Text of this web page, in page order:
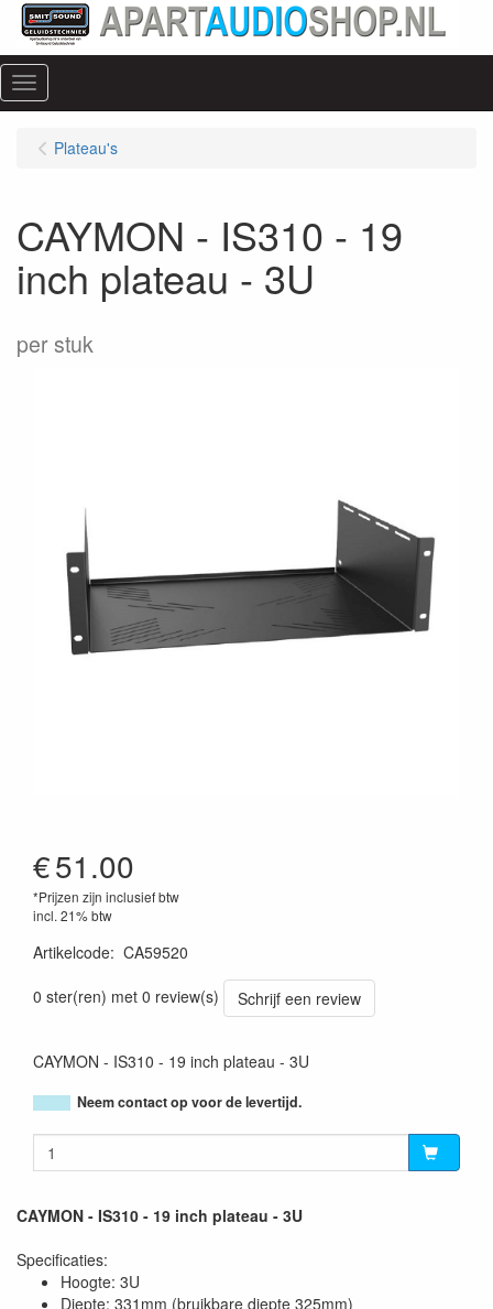
Menu
Plateau's
CAYMON - IS310 - 19
inch plateau - 3U
per stuk
€51.00
*Prijzen zijn inclusief btw
incl. 21% btw
Artikelcode: CA59520
0 ster(ren) met 0 review(s)
Schrijf een review
CAYMON - IS310 - 19 inch plateau - 3U
Neem contact op voor de levertijd.
CAYMON - IS310 - 19 inch plateau - 3U
Specificaties:
Hoogte: 3U
Diepte: 331mm (bruikbare diepte 325mm)